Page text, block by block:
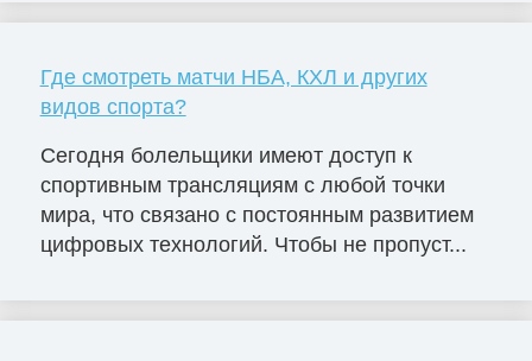
Где смотреть матчи НБА, КХЛ и других
видов спорта?
Сегодня болельщики имеют доступ к
спортивным трансляциям с любой точки
мира, что связано с постоянным развитием
цифровых технологий. Чтобы не пропуст...